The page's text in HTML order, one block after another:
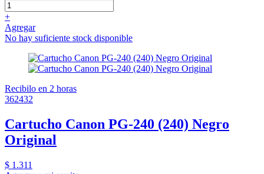
+
Agregar
No hay suficiente stock disponible
Recibilo en 2 horas
362432
Cartucho Canon PG-240 (240) Negro
Original
$ 1.311